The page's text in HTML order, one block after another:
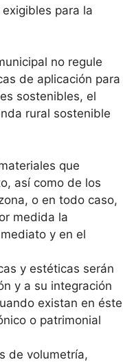
para la
no regule
de aplicación para
sostenibles, el
rural sostenible
que
así como de los
o en todo caso,
medida la
y en el
y estéticas serán
y a su integración
existan en éste
o patrimonial
de volumetría,